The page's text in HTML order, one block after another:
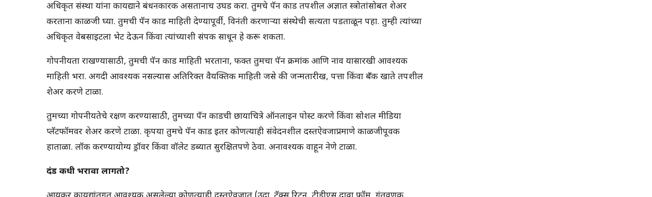
अधिकृत संस्था यांना कायद्याने बंधनकारक असतानाच उघड करा. तुमचे पॅन कार्ड तपशील अज्ञात स्त्रोतांसोबत शेअर
करताना काळजी घ्या. तुमची पॅन कार्ड माहिती देण्यापूर्वी, विनंती करणाऱ्या संस्थेची सत्यता पडताळून पहा. तुम्ही त्यांच्या
अधिकृत वेबसाइटला भेट देऊन किंवा त्यांच्याशी संपर्क साधून हे करू शकता.
गोपनीयता राखण्यासाठी, तुमची पॅन कार्ड माहिती भरताना, फक्त तुमचा पॅन क्रमांक आणि नाव यासारखी आवश्यक
माहिती भरा. अगदी आवश्यक नसल्यास अतिरिक्त वैयक्तिक माहिती जसे की जन्मतारीख, पत्ता किंवा बँक खाते तपशील
शेअर करणे टाळा.
तुमच्या गोपनीयतेचे रक्षण करण्यासाठी, तुमच्या पॅन कार्डची छायाचित्रे ऑनलाइन पोस्ट करणे किंवा सोशल मीडिया
प्लॅटफॉर्मवर शेअर करणे टाळा. कृपया तुमचे पॅन कार्ड इतर कोणत्याही संवेदनशील दस्तऐवजाप्रमाणे काळजीपूर्वक
हाताळा. लॉक करण्यायोग्य ड्रॉवर किंवा वॉलेट डब्यात सुरक्षितपणे ठेवा. अनावश्यक वाहून नेणे टाळा.
दंड कधी भरावा लागतो?